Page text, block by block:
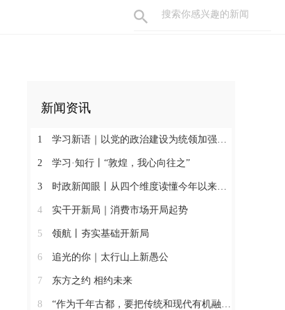
新闻资讯
1 学习新语｜以党的政治建设为统领加强党的各方面建设
2 学习·知行丨“敦煌，我心向往之”
3 时政新闻眼丨从四个维度读懂今年以来中国元首外交
4 实干开新局｜消费市场开局起势
5 领航丨夯实基础开新局
6 追光的你｜太行山上新愚公
7 东方之约 相约未来
8 “作为千年古都，要把传统和现代有机融合在一起”